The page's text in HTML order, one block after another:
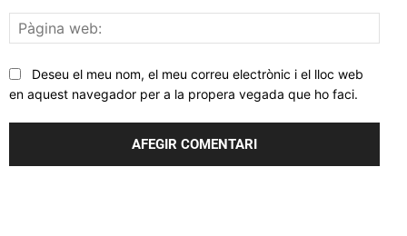
web:
Deseu el meu nom, el meu correu electrònic i el lloc web
en aquest navegador per a la propera vegada que ho faci.